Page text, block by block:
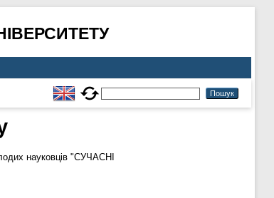
науковців "CУЧАСНІ